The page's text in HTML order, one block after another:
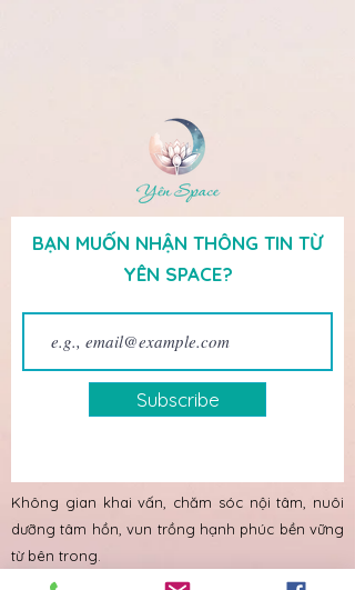
BẠN MUỐN NHẬN THÔNG TIN TỪ
YÊN SPACE?
Subscribe
Không gian khai vấn, chăm sóc nội tâm, nuôi
dưỡng tâm hồn, vun trồng hạnh phúc bền vững
từ bên trong.
Về chúng tôi